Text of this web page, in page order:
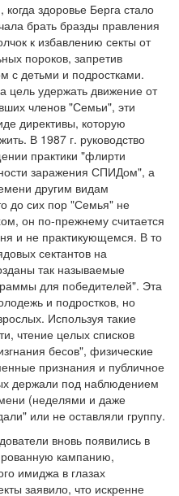
здоровье Берга стало
брать бразды правления
к избавлению секты от
пороков, запретив
с детьми и подростками.
цель удержать движение от
членов "Семьи", эти
директивы, которую
В 1987 г. руководство
практики "флирти
заражения СПИДом", а
другим видам
до сих пор "Семья" не
он по-прежнему считается
и не практикующемся. В то
сектантов на
так называемые
для победителей". Эта
и подростков, но
Используя такие
чтение целых списков
бесов", физические
признания и публичное
держали под наблюдением
(неделями и даже
или не оставляли группу.
вновь появились в
кампанию,
имиджа в глазах
заявило, что искренне